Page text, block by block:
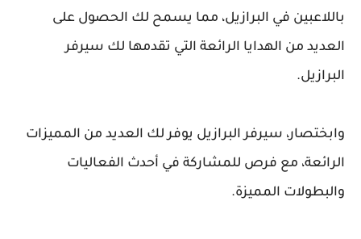
باللاعبين في البرازيل، مما يسمح لك الحصول على
العديد من الهدايا الرائعة التي تقدمها لك سيرفر
البرازيل.
وابختصار، سيرفر البرازيل يوفر لك العديد من المميزات
الرائعة، مع فرص للمشاركة في أحدث الفعاليات
والبطولات المميزة.